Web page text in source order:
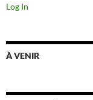
Log In
À VENIR